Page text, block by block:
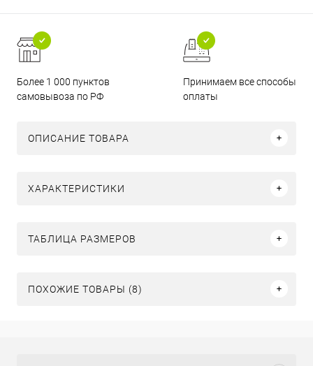
Более 1 000 пунктов
самовывоза по РФ
Принимаем все способы
оплаты
ОПИСАНИЕ ТОВАРА
ХАРАКТЕРИСТИКИ
ТАБЛИЦА РАЗМЕРОВ
ПОХОЖИЕ ТОВАРЫ (8)